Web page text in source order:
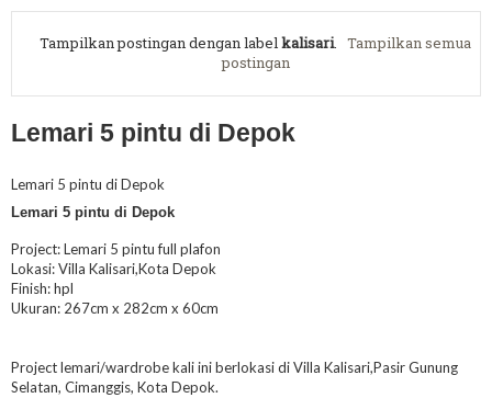
Tampilkan postingan dengan labelkalisari. Tampilkan semua
postingan
Lemari 5 pintu di Depok
Lemari 5 pintu di Depok
Lemari 5 pintu di Depok
Project: Lemari 5 pintu full plafon
Lokasi: Villa Kalisari,Kota Depok
Finish: hpl
Ukuran: 267cm x 282cm x 60cm
Project lemari/wardrobe kali ini berlokasi di Villa Kalisari,Pasir Gunung
Selatan, Cimanggis, Kota Depok.